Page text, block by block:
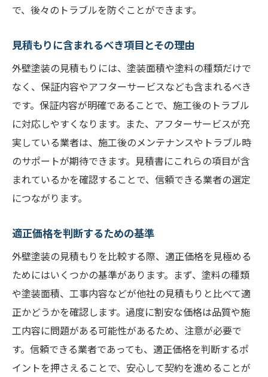
で、後々のトラブルを防ぐことができます。
見積もりに含まれるべき項目とその理由
外壁塗装の見積もりには、塗装面積や塗料の種類だけで
なく、保証内容やアフターサービスなども含まれるべき
です。保証内容が明確であることで、施工後のトラブル
に対応しやすくなります。また、アフターサービスが充
実している業者は、施工後のメンテナンスやトラブル時
のサポートが期待できます。見積書にこれらの項目が含
まれているかを確認することで、信頼できる業者の選定
につながります。
適正価格を判断するための基準
外壁塗装の見積もりを比較する際、適正価格を見極める
ためにはいくつかの基準があります。まず、塗料の種類
や塗装面積、工事内容などが他社の見積もりと比べて適
正かどうかを確認します。過度に割安な価格は品質や施
工内容に問題がある可能性があるため、注意が必要で
す。信頼できる業者であっても、適正価格を判断するポ
イントを押さえることで、安心して契約を進めることが